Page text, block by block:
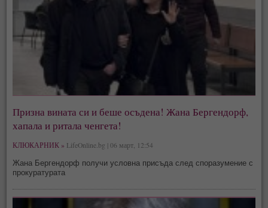
Призна вината си и беше осъдена! Жана Бергендорф,
хапала и ритала ченгета!
КЛЮКАРНИК » LifeOnline.bg | 06 март, 12:54
Жана Бергендорф получи условна присъда след споразумение с
прокуратурата